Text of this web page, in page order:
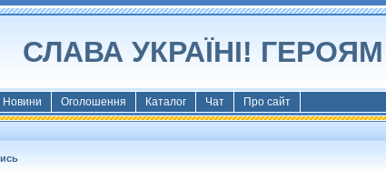
СЛАВА УКРАЇНІ!
Новини Оголошення Каталог Чат Про сайт